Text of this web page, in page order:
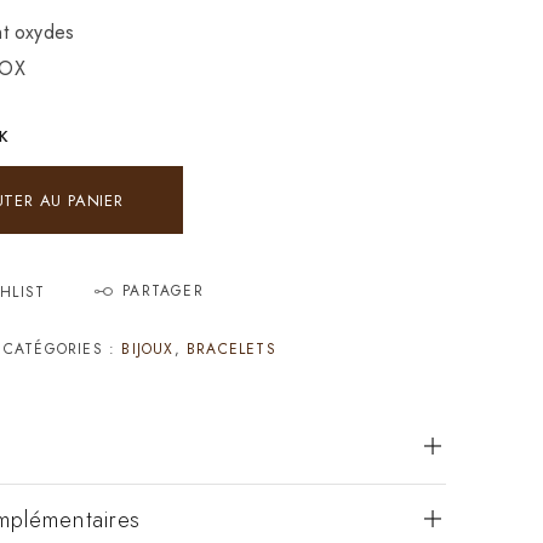
oxydes
AU PANIER
PARTAGER
CATÉGORIES : BIJOUX, BRACELETS